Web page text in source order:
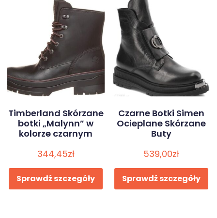
Timberland Skórzane
botki „Malynn” w
kolorze czarnym
344,45zł
Sprawdź szczegóły
Czarne Botki Simen
Ocieplane Skórzane
Buty
539,00zł
Sprawdź szczegóły